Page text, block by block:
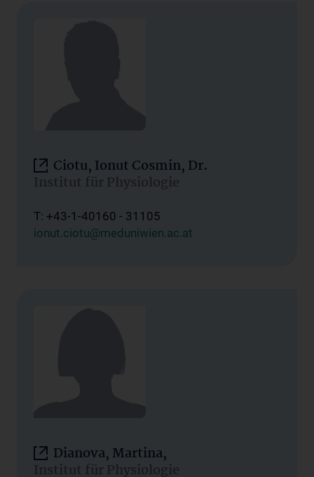
Ciotu, Ionut Cosmin, Dr.
Institut für Physiologie
T: +43-1-40160 - 31105
ionut.ciotu@meduniwien.ac.at
Dianova, Martina,
Institut für Physiologie